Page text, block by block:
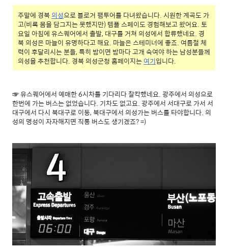
주말에 경북의성으로 블로거 팸투어를 다녀왔습니다. 시원한 계곡도 가
고(비록 몸을 담그지는 못했지만) 템플 스페이도 경험해보고 왔어요. 토
요일 아침에 유스퀘어에서 출발, 대구를 거쳐 의성에서 합류했네요. 경
북 의성은 마늘이 유명하다고 해요. 마늘은 스테미너에 좋죠. 여름철 체
력이 후달리시는 분들, 특히 밤이면 밤마다 고개 숙여야 하는 남성분들께
의성을 추천합니다. 경북 의성군청 홈페이지는여기입니다.
☞ 유스퀘어에서 예매한 6시차를 기다리다 찰칵했네요. 광주에서 의성으로
한번에 가는 버스는 없었습니다. 기차도 없고요. 광주에서 서대구로 가서 서
대구에서 다시 북대구로 이동, 북대구에서 의성가는 버스를 타야합니다. 의
성의 명성이 자자해지면 직통 버스도 생기겠죠? =)